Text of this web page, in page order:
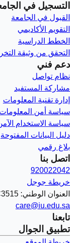
التسجيل في
القبول في الجامعة
التقويم الأكاديمي
الخطط الدراسية
التحقق من وثيقة
دعم فني
نظام تواصل
مشاركة المستفيد
إدارة تقنية المعلومات
سياسة أمن المعلومات
سياسة الاستخدام
دليل البيانات المفتوحة
بلاغ رقمي
اتصل بنا
920022042
خريطة جوجل
العنوان الوطني: DMMC3515
care@iu.edu.sa
تابعنا
تطبيق الجوال